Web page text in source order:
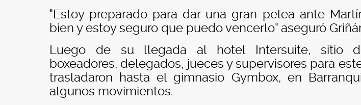
"Estoy preparado para dar una gran pelea ante
bien y estoy seguro que puedo vencerlo" aseguró
Luego de su llegada al hotel Intersuite, sitio
boxeadores, delegados, jueces y supervisores para
trasladaron hasta el gimnasio Gymbox, en
algunos movimientos.